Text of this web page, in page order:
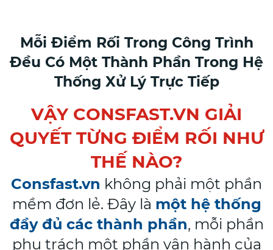
Mỗi Điểm Rối Trong Công Trình
Đều Có Một Thành Phần Trong Hệ
Thống Xử Lý Trực Tiếp
VẬY CONSFAST.VN GIẢI
QUYẾT TỪNG ĐIỂM RỐI NHƯ
THẾ NÀO?
Consfast.vn không phải một phần
mềm đơn lẻ. Đây là một hệ thống
đầy đủ các thành phần, mỗi phần
phụ trách một phần vận hành của